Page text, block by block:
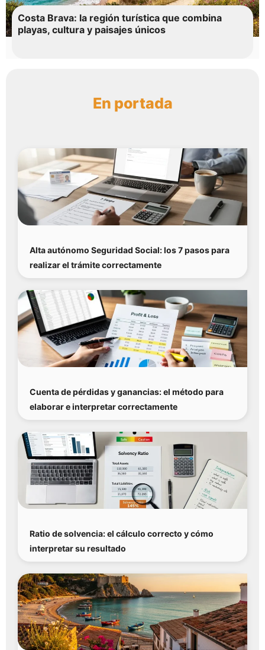
Costa Brava: la región turística que combina
playas, cultura y paisajes únicos
En portada
Alta autónomo Seguridad Social: los 7 pasos para
realizar el trámite correctamente
Cuenta de pérdidas y ganancias: el método para
elaborar e interpretar correctamente
Ratio de solvencia: el cálculo correcto y cómo
interpretar su resultado